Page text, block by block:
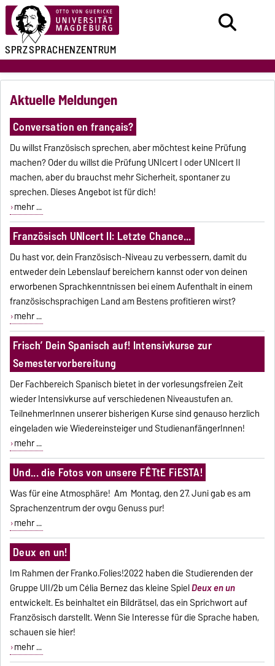
SPRZSPRACHENZENTRUM
Aktuelle Meldungen
Conversation en français?
Du willst Französisch sprechen, aber möchtest keine Prüfung
machen? Oder du willst die Prüfung UNIcert I oder UNIcert II
machen, aber du brauchst mehr Sicherheit, spontaner zu
sprechen. Dieses Angebot ist für dich!
mehr ...
Französisch UNIcert II: Letzte Chance...
Du hast vor, dein Französisch-Niveau zu verbessern, damit du
entweder dein Lebenslauf bereichern kannst oder von deinen
erworbenen Sprachkenntnissen bei einem Aufenthalt in einem
französischsprachigen Land am Bestens profitieren wirst?
mehr ...
Frisch’ Dein Spanisch auf! Intensivkurse zur
Semestervorbereitung
Der Fachbereich Spanisch bietet in der vorlesungsfreien Zeit
wieder Intensivkurse auf verschiedenen Niveaustufen an.
TeilnehmerInnen unserer bisherigen Kurse sind genauso herzlich
eingeladen wie Wiedereinsteiger und StudienanfängerInnen!
mehr ...
Und... die Fotos von unsere FÊTtE FiESTA!
Was für eine Atmosphäre! Am Montag, den 27. Juni gab es am
Sprachenzentrum der ovgu Genuss pur!
mehr ...
Deux en un!
Im Rahmen der Franko.Folies!2022 haben die Studierenden der
Gruppe UII/2b um Célia Bernez das kleine SpielDeux en un
entwickelt. Es beinhaltet ein Bildrätsel, das ein Sprichwort auf
Französisch darstellt. Wenn Sie Interesse für die Sprache haben,
schauen sie hier!
mehr ...